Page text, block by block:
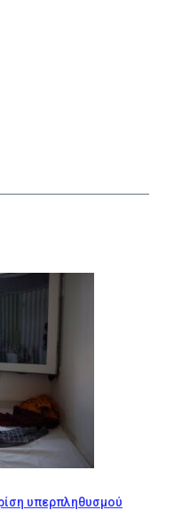
υπερπληθυσμού